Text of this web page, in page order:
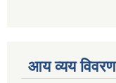
आय व्यय विवरण